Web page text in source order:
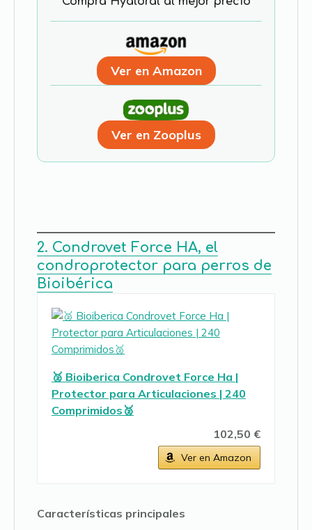
Ver en Amazon
Ver en Zooplus
2. Condrovet Force HA, el
condroprotector para perros de
Bioibérica
🥈 Bioiberica Condrovet Force Ha |
Protector para Articulaciones | 240
Comprimidos🥈
102,50 €
Ver en Amazon
Características principales